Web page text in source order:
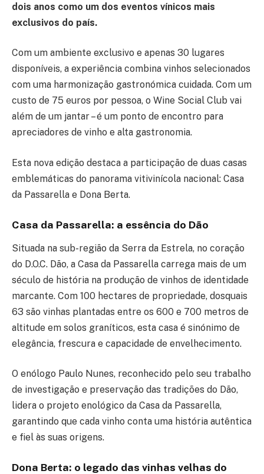
dois anos como um dos eventos vínicos mais
exclusivos do país.
Com um ambiente exclusivo e apenas 30 lugares
disponíveis, a experiência combina vinhos selecionados
com uma harmonização gastronómica cuidada. Com um
custo de 75 euros por pessoa, o Wine Social Club vai
além de um jantar – é um ponto de encontro para
apreciadores de vinho e alta gastronomia.
Esta nova edição destaca a participação de duas casas
emblemáticas do panorama vitivinícola nacional: Casa
da Passarella e Dona Berta.
Casa da Passarella: a essência do Dão
Situada na sub-região da Serra da Estrela, no coração
do D.O.C. Dão, a Casa da Passarella carrega mais de um
século de história na produção de vinhos de identidade
marcante. Com 100 hectares de propriedade, dosquais
63 são vinhas plantadas entre os 600 e 700 metros de
altitude em solos graníticos, esta casa é sinónimo de
elegância, frescura e capacidade de envelhecimento.
O enólogo Paulo Nunes, reconhecido pelo seu trabalho
de investigação e preservação das tradições do Dão,
lidera o projeto enológico da Casa da Passarella,
garantindo que cada vinho conta uma história autêntica
e fiel às suas origens.
Dona Berta: o legado das vinhas velhas do